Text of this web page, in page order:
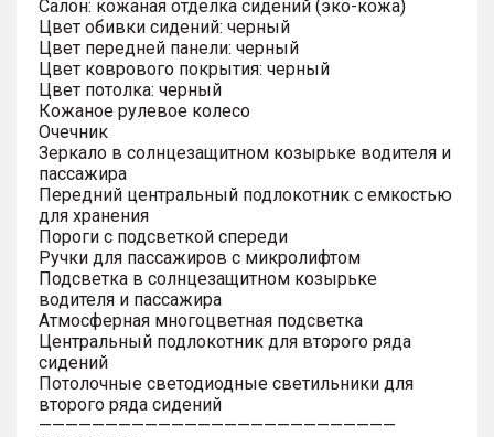
Салон: кожаная отделка сидений (эко-кожа)
Цвет обивки сидений: черный
Цвет передней панели: черный
Цвет коврового покрытия: черный
Цвет потолка: черный
Кожаное рулевое колесо
Очечник
Зеркало в солнцезащитном козырьке водителя и
пассажира
Передний центральный подлокотник с емкостью
для хранения
Пороги с подсветкой спереди
Ручки для пассажиров с микролифтом
Подсветка в солнцезащитном козырьке
водителя и пассажира
Атмосферная многоцветная подсветка
Центральный подлокотник для второго ряда
сидений
Потолочные светодиодные светильники для
второго ряда сидений
———————————————————————————